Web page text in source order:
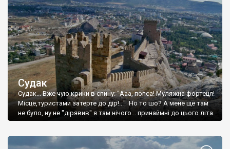
Судак
Судак... Вже чую крики в спину: "Ааа, попса! Муляжна фортеця!
Місце,туристами затерте до дір!..." Но то шо? А мене ще там
не було, ну не "дірявив" я там нічого... принаймні до цього літа.